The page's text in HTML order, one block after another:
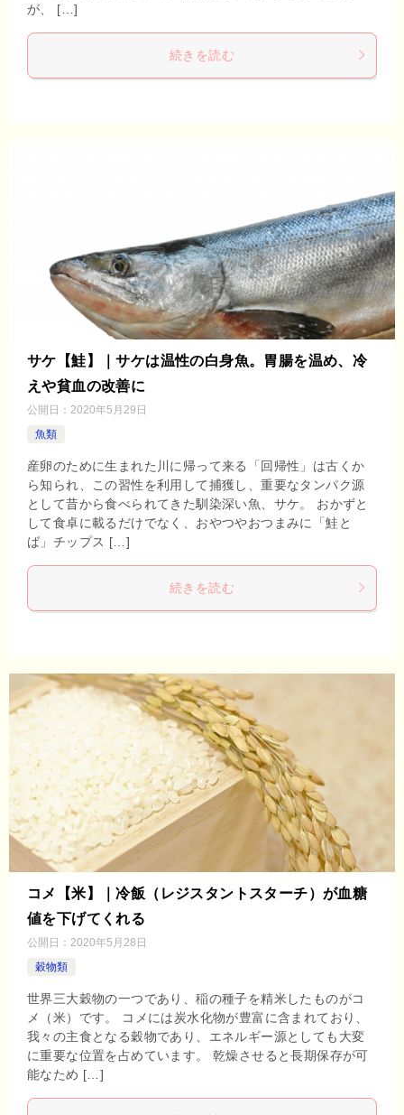
が、 […]
続きを読む
サケ【鮭】｜サケは温性の白身魚。胃腸を温め、冷
えや貧血の改善に
公開日： 2020年5月29日
魚類
産卵のために生まれた川に帰って来る「回帰性」は古くか
ら知られ、この習性を利用して捕獲し、重要なタンパク源
として昔から食べられてきた馴染深い魚、サケ。 おかずと
して食卓に載るだけでなく、おやつやおつまみに「鮭と
ば」チップス […]
続きを読む
コメ【米】｜冷飯（レジスタントスターチ）が血糖
値を下げてくれる
公開日： 2020年5月28日
穀物類
世界三大穀物の一つであり、稲の種子を精米したものがコ
メ（米）です。 コメには炭水化物が豊富に含まれており、
我々の主食となる穀物であり、エネルギー源としても大変
に重要な位置を占めています。 乾燥させると長期保存が可
能なため […]